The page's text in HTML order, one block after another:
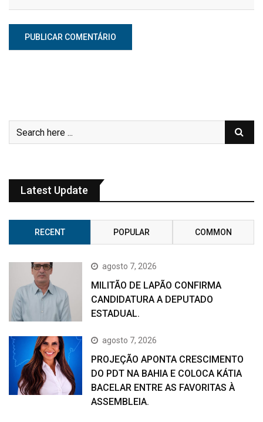
Latest Update
RECENT POPULAR COMMON
agosto 7, 2026
MILITÃO DE LAPÃO CONFIRMA
CANDIDATURA A DEPUTADO
ESTADUAL.
agosto 7, 2026
PROJEÇÃO APONTA CRESCIMENTO
DO PDT NA BAHIA E COLOCA KÁTIA
BACELAR ENTRE AS FAVORITAS À
ASSEMBLEIA.